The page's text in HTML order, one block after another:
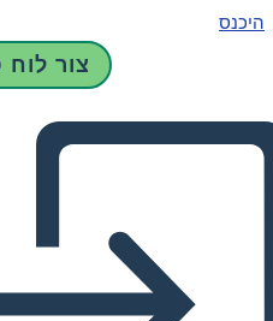
היכנס
צור לוח